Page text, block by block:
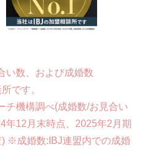
い数、および成婚数
です。
機構調べ(成婚数/お見合い
年12月末時点、2025年2月期
) ※成婚数:IBJ連盟内での成婚